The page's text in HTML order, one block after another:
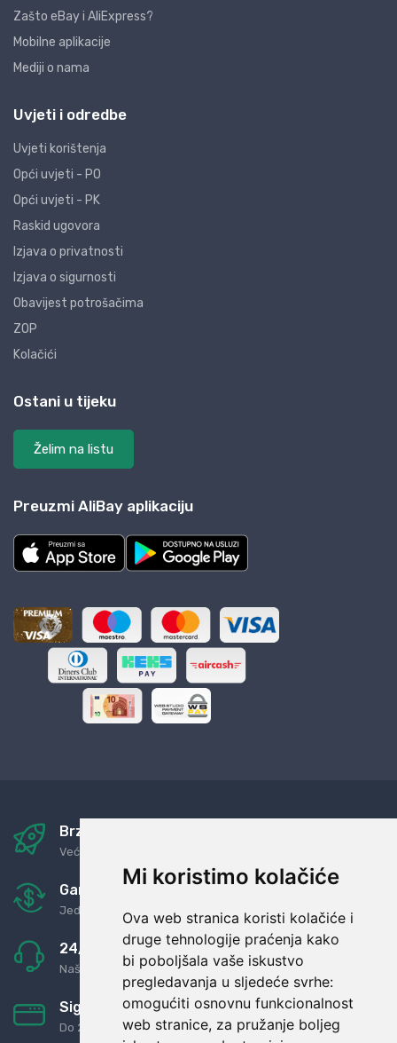
Mi koristimo kolačiće
Ova web stranica koristi kolačiće i
druge tehnologije praćenja kako
bi poboljšala vaše iskustvo
pregledavanja u sljedeće svrhe:
omogućiti osnovnu funkcionalnost
web stranice, za pružanje boljeg
Zašto eBay i AliExpress?
Mobilne aplikacije
Mediji o nama
Uvjeti i odredbe
Uvjeti korištenja
Opći uvjeti - PO
Opći uvjeti - PK
Raskid ugovora
Izjava o privatnosti
Izjava o sigurnosti
Obavijest potrošačima
ZOP
Kolačići
Ostani u tijeku
Želim na listu
Preuzmi AliBay aplikaciju
Brza i sigurna dostava
Već za nekoliko dana kod vas
Garancija u povrat novaca
Jednostavno pravilo: Roba za novac
24/7 odlična podrška
Naši agenti uvijek na raspolaganju
Sigurno obročno plaćanje
Do 24 rata bez kamata